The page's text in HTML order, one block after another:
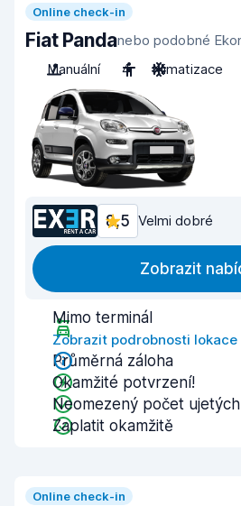
Online check-in
Fiat Pandanebo podobné
Manuální
4 Klimatizace
8,5 Velmi dobré
Zobrazit
Mimo terminál
Zobrazit podrobnosti lokace
Průměrná záloha
Okamžité potvrzení!
Neomezený počet
Zaplatit okamžitě
Online check-in